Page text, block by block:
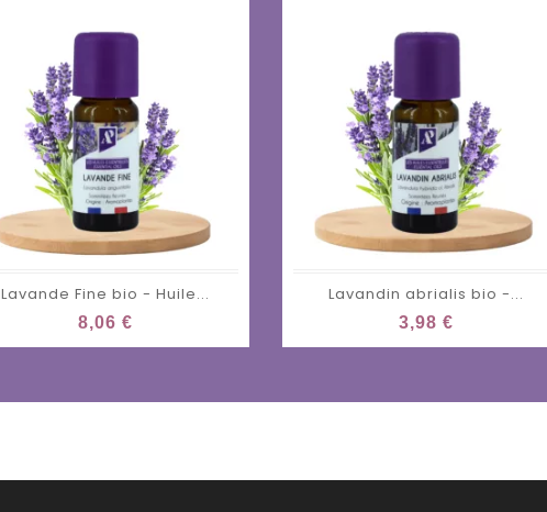
Lavande Fine bio - Huile...
8,06 €
Lavandin abrialis bio -...
3,98 €